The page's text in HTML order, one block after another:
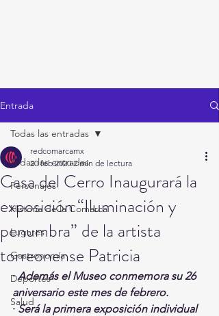
Entrada
Todas las entradas
Personajes
Historia de la Comarca
Lugares
Gastronomía
Deportes
Salud
Todas las entradas
Casa del Cerro Inaugurará la
exposición “Iluminación y
penumbra” de la artista
torreonense Patricia
redcomarcamx
20 feb 2020 2 min de lectura
· Además el Museo conmemora su 26
aniversario este mes de febrero.
· Será la primera exposición individual